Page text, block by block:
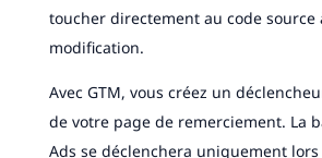
toucher directement au code source
modification.
Avec GTM, vous créez un
de votre page de remerciement. La
Ads se déclenchera uniquement lors